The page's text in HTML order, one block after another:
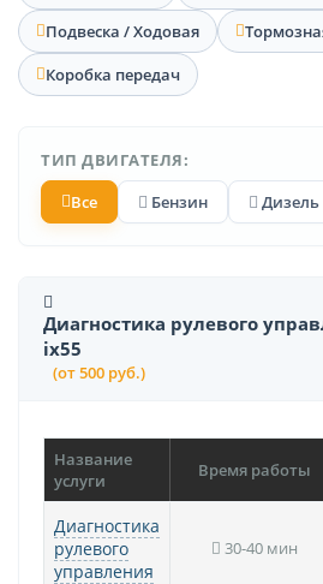
Подвеска / Ходовая
Коробка передач
ТИП ДВИГАТЕЛЯ:
Все
Бензин Дизель
Диагностика рулевого
ix55
(от 500 руб.)
Название
услуги
Время работы
Диагностика
рулевого
управления
30-40 мин